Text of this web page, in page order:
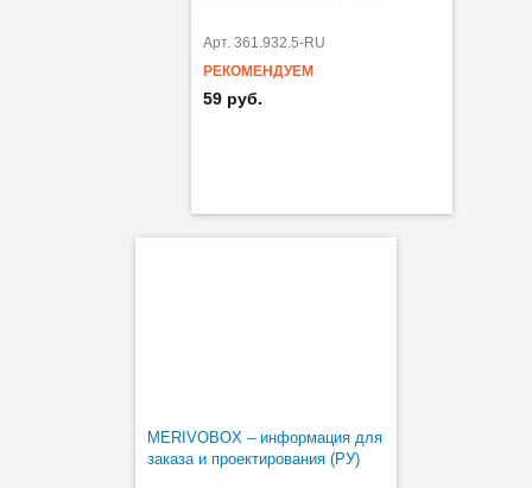
Арт. 361.932.5-RU
РЕКОМЕНДУЕМ
59 руб.
MERIVOBOX – информация для
заказа и проектирования (РУ)